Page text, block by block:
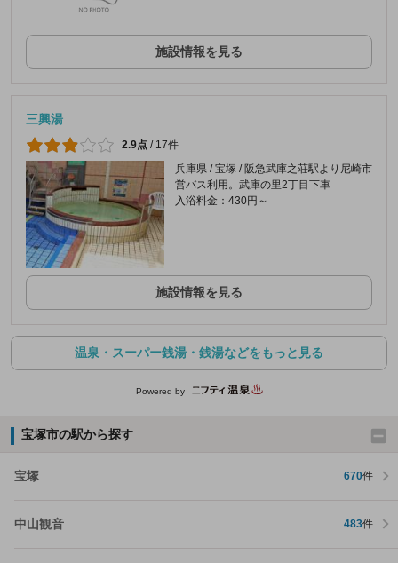
施設情報を見る
三興湯
2.9点 / 17件
兵庫県 / 宝塚 / 阪急武庫之荘駅より尼崎市
営バス利用。武庫の里2丁目下車
入浴料金：430円～
施設情報を見る
温泉・スーパー銭湯・銭湯などをもっと見る
Powered by
宝塚市の駅から探す
宝塚 670件
中山観音 483件